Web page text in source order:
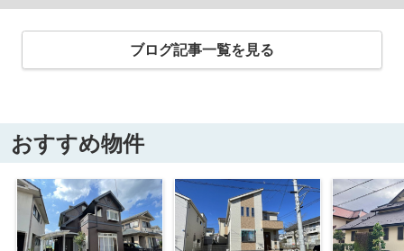
ブログ記事一覧を見る
おすすめ物件